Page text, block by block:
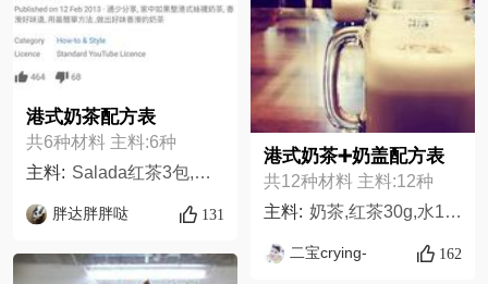
港式奶茶配方表
共6种材料 主料:6种
主料: Salada红茶3包,立顿红茶碎一汤匙,锡兰红茶叶碎15g,锡兰红茶粗茶叶7g,水650ml,淡奶3-4汤匙
胖达胖胖哒 131
港式奶茶➕奶盖配方表
共12种材料 主料:12种
主料: 奶茶,红茶30g,水1110g,糖74g,黑白淡奶1罐,奶盖,淡奶油200g,糖30g,牛奶60g,盐2g,装饰,可可粉适量,
二宝crying- 162